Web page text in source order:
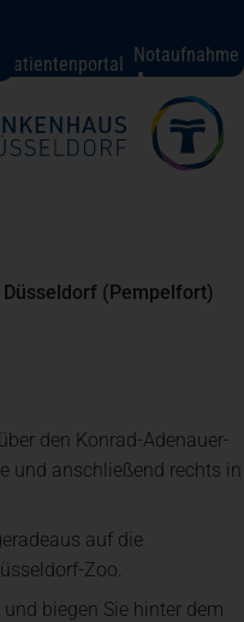
Patientenportal Notaufnahme
(Pempelfort)
den Konrad-Adenauer-
und anschließend rechts in
auf die
Zoo.
biegen Sie hinter dem